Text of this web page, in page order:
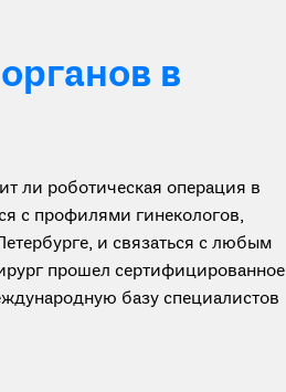
в
ли роботическая операция в
с профилями гинекологов,
и связаться с любым
прошел сертифицированное
базу специалистов